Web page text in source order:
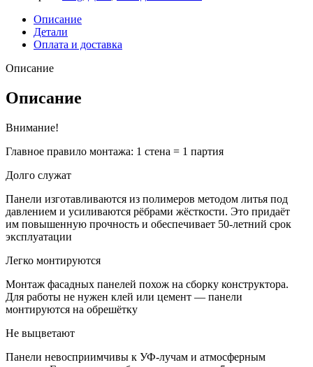
Описание
Детали
Оплата и доставка
Описание
Описание
Внимание!
Главное правило монтажа: 1 стена = 1 партия
Долго служат
Панели изготавливаются из полимеров методом литья под
давлением и усиливаются рёбрами жёсткости. Это придаёт
им повышенную прочность и обеспечивает 50-летний срок
эксплуатации
Легко монтируются
Монтаж фасадных панелей похож на сборку конструктора.
Для работы не нужен клей или цемент — панели
монтируются на обрешётку
Не выцветают
Панели невосприимчивы к УФ-лучам и атмосферным